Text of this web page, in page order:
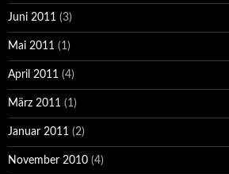
Juni 2011 (3)
Mai 2011 (1)
April 2011 (4)
März 2011 (1)
Januar 2011 (2)
November 2010 (4)